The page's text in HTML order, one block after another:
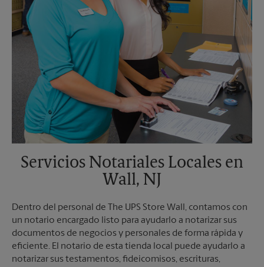
Servicios Notariales Locales en
Wall, NJ
Dentro del personal de The UPS Store Wall, contamos con
un notario encargado listo para ayudarlo a notarizar sus
documentos de negocios y personales de forma rápida y
eficiente. El notario de esta tienda local puede ayudarlo a
notarizar sus testamentos, fideicomisos, escrituras,